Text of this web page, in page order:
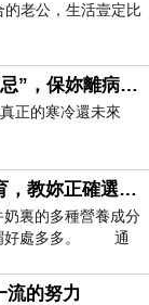
老公，生活壹定比
“處暑”之後，養生有“三忌”，保妳離病床越來越遠
正的寒冷還未來
孩子喝“假牛奶”影響發育，教妳正確選牛奶
裏的多種營養成分
謂好處多多。 通
流的努力